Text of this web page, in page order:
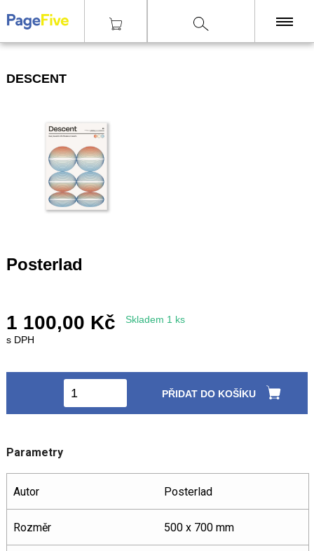
ČASOPISY
OSTATNÍ
SLEVY
NAKLADATELSTVÍ
info@pagefive.com
|Tisky|Technika Digitální tisk
DESCENT
Posterlad
1 100,00 Kč
Skladem 1 ks
s DPH
PŘIDAT DO KOŠÍKU
Parametry
Autor Posterlad
Rozměr 500 x 700 mm